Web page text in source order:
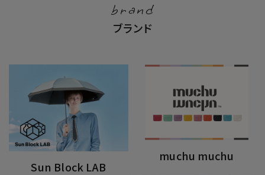
brand
ブランド
Sun Block LAB
muchu muchu